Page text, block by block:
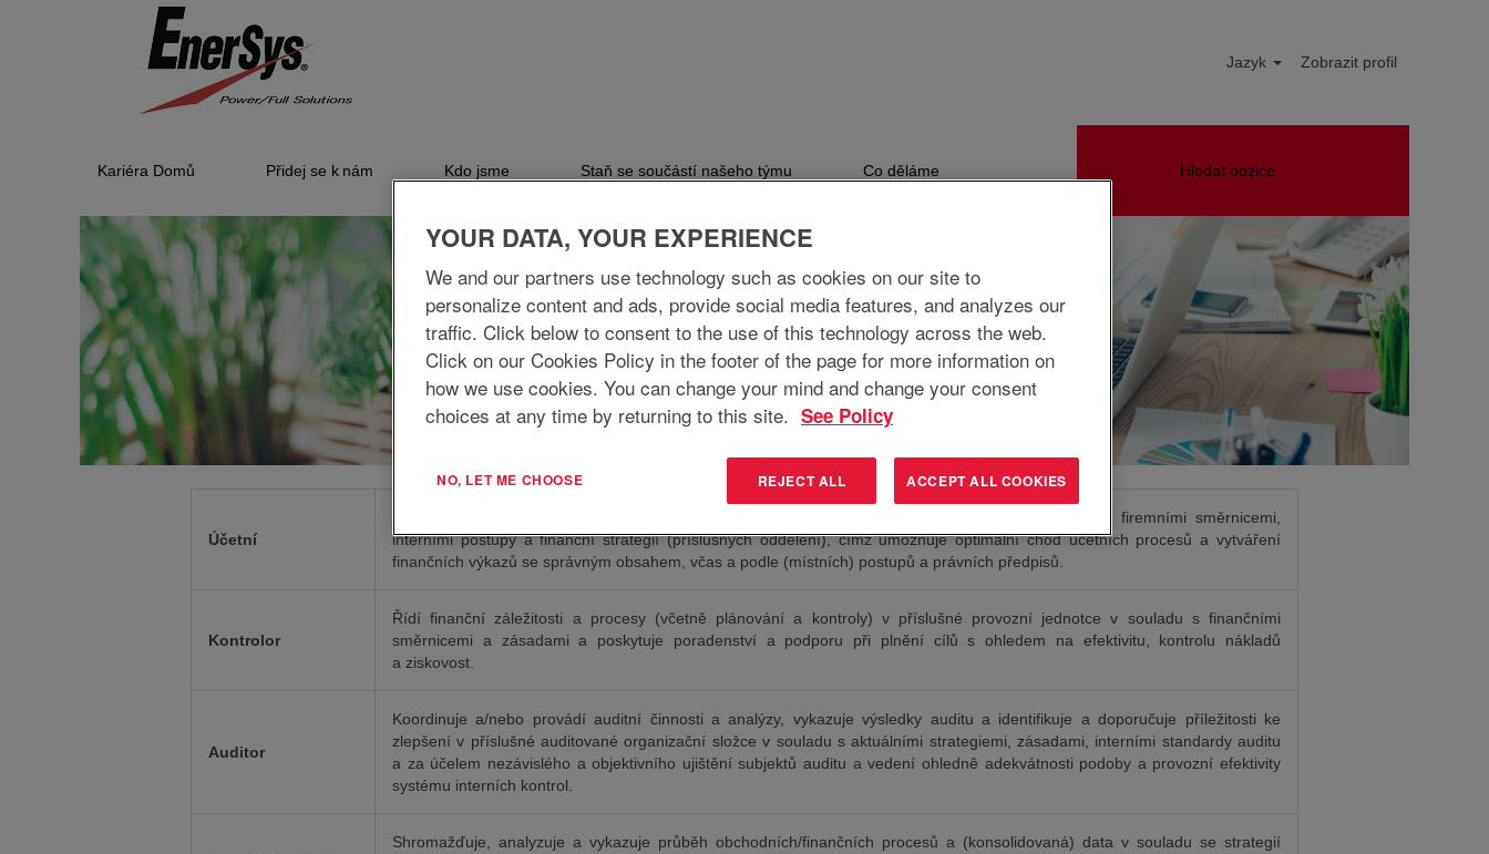
Jazyk Zobrazit profil
Kariéra Domů Přidej se k nám Kdo jsme Staň se součástí našeho týmu Co děláme Hledat pozice
Finance/
Účetnictví
Účetní
Zajišťuje finanční správu a průběh účetních procesů v příslušné organizační složce v souladu s firemními směrnicemi,
interními postupy a finanční strategií (příslušných oddělení), čímž umožňuje optimální chod účetních procesů a vytváření
finančních výkazů se správným obsahem, včas a podle (místních) postupů a právních předpisů.
Kontrolor
Řídí finanční záležitosti a procesy (včetně plánování a kontroly) v příslušné provozní jednotce v souladu s finančními
směrnicemi a zásadami a poskytuje poradenství a podporu při plnění cílů s ohledem na efektivitu, kontrolu nákladů
a ziskovost.
Auditor
Koordinuje a/nebo provádí auditní činnosti a analýzy, vykazuje výsledky auditu a identifikuje a doporučuje příležitosti ke
zlepšení v příslušné auditované organizační složce v souladu s aktuálními strategiemi, zásadami, interními standardy auditu
a za účelem nezávislého a objektivního ujištění subjektů auditu a vedení ohledně adekvátnosti podoby a provozní efektivity
systému interních kontrol.
Shromažďuje, analyzuje a vykazuje průběh obchodních/finančních procesů a (konsolidovaná) data v souladu se strategií
YOUR DATA, YOUR EXPERIENCE
We and our partners use technology such as cookies on our site to
personalize content and ads, provide social media features, and analyzes our
traffic. Click below to consent to the use of this technology across the web.
Click on our Cookies Policy in the footer of the page for more information on
how we use cookies. You can change your mind and change your consent
choices at any time by returning to this site. See Policy
NO, LET ME CHOOSE REJECT ALL ACCEPT ALL COOKIES